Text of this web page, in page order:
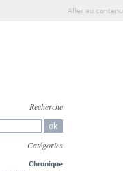
Aller au contenu
Recherche
Catégories
Chronique